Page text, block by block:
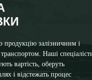
продукцію залізничним і
Наші
вартість, оберуть
і відстежать процес